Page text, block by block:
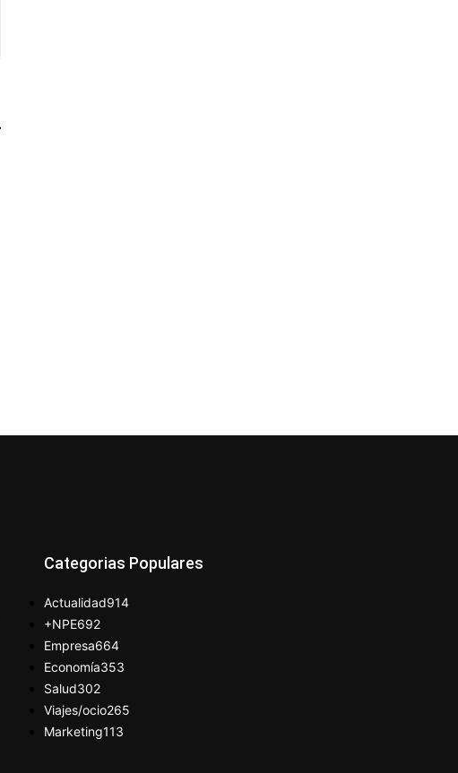
Categorias Populares
Actualidad914
+NPE692
Empresa664
Economía353
Salud302
Viajes/ocio265
Marketing113